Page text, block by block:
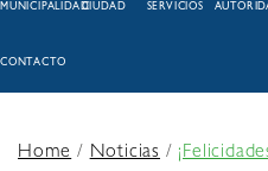
MUNICIPALIDADCIUDAD SERVICIOS
CONTACTO
Home/Noticias /